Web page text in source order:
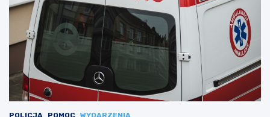
POLICJA POMOC WYDARZENIA